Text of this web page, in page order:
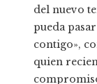
del nuevo
pueda
contigo»,
quien